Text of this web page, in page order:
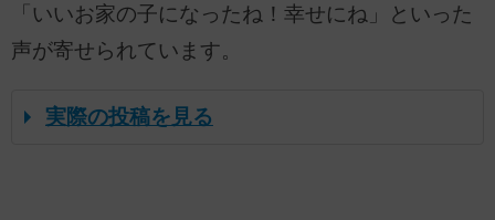
「いいお家の子になったね！幸せにね」といった
声が寄せられています。
実際の投稿を見る